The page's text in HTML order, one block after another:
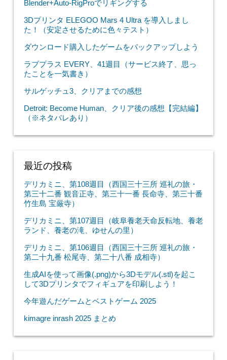
Blender+Auto-RigProでリギングする
3Dプリンタ ELEGOO Mars 4 Ultra を導入しまし
た！（安定させるために色々テスト）
ダウンロード購入したゲームをバックアップしよう
ラブプラス EVERY、41週目（サービス終了、思っ
たことを一気書き）
サルゲッチュ3、クリアまでの感想
Detroit: Become Human、クリア後の感想【完結編】
（※ネタバレあり）
最近の投稿
デリカミニ、第108週目（西国三十三所 巡礼の旅・
第三十二番 観音正寺、第三十一番 長命寺、第三十番
竹生島 宝厳寺）
デリカミニ、第107週目（岐阜養老天命反転地、養老
ランド、養老の滝、ゆせんの里）
デリカミニ、第106週目（西国三十三所 巡礼の旅・
第二十九番 松尾寺、第二十八番 成相寺）
生成AIを使って画像(.png)から3Dモデル(.stl)を起こ
して3Dプリンタでフィギュアを印刷しよう！
今年遊んだゲームとベストゲーム 2025
kimagre inrash 2025 まとめ